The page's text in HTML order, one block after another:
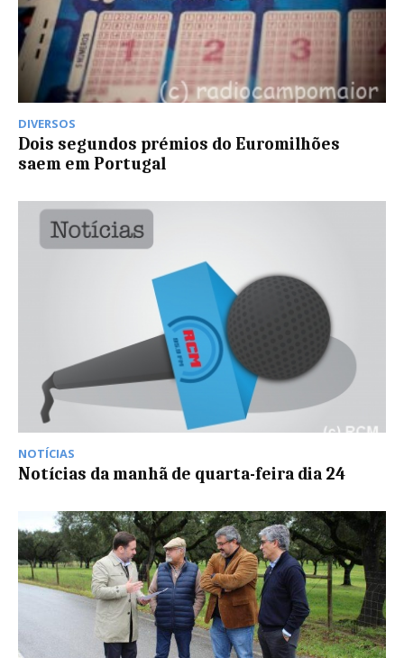
DIVERSOS
Dois segundos prémios do Euromilhões
saem em Portugal
NOTÍCIAS
Notícias da manhã de quarta-feira dia 24